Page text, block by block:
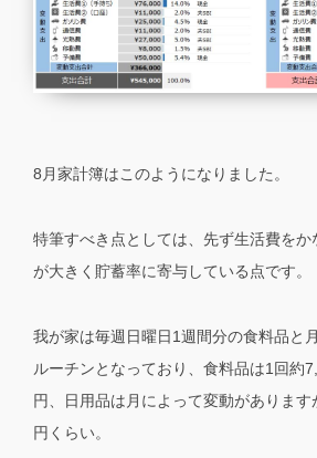
8月家計簿はこのようになりました。
特筆すべき点としては、先ず生活費をか
が大きく貯蓄率に寄与している点です。
我が家は毎週日曜日1週間分の食料品と
ルーチンとなっており、食料品は1回約
円、日用品は月によって変動がありま
円くらい。